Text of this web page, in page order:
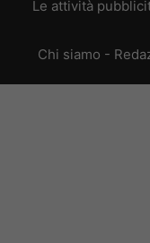
Le attività
Chi siamo -